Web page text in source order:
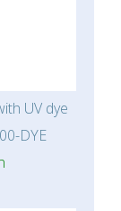
UV dye
DYE